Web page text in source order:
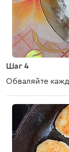
Шаг 4
Обваляйте